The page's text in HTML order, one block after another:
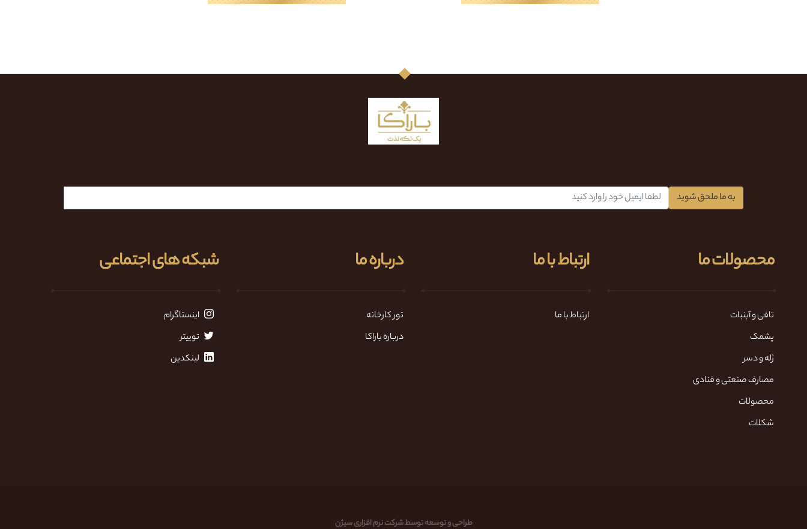
به ما ملحق شوید
محصولات ما
تافی و آبنبات
پشمک
ژله و دسر
مصارف صنعتی و قنادی
محصولات
شکلات
ارتباط با ما
ارتباط با ما
درباره ما
تور کارخانه
درباره باراکا
شبکه های اجتماعی
اینستاگرام
توییتر
لینکدین
طراحی و توسعه توسط شرکت نرم افزاری سیژن